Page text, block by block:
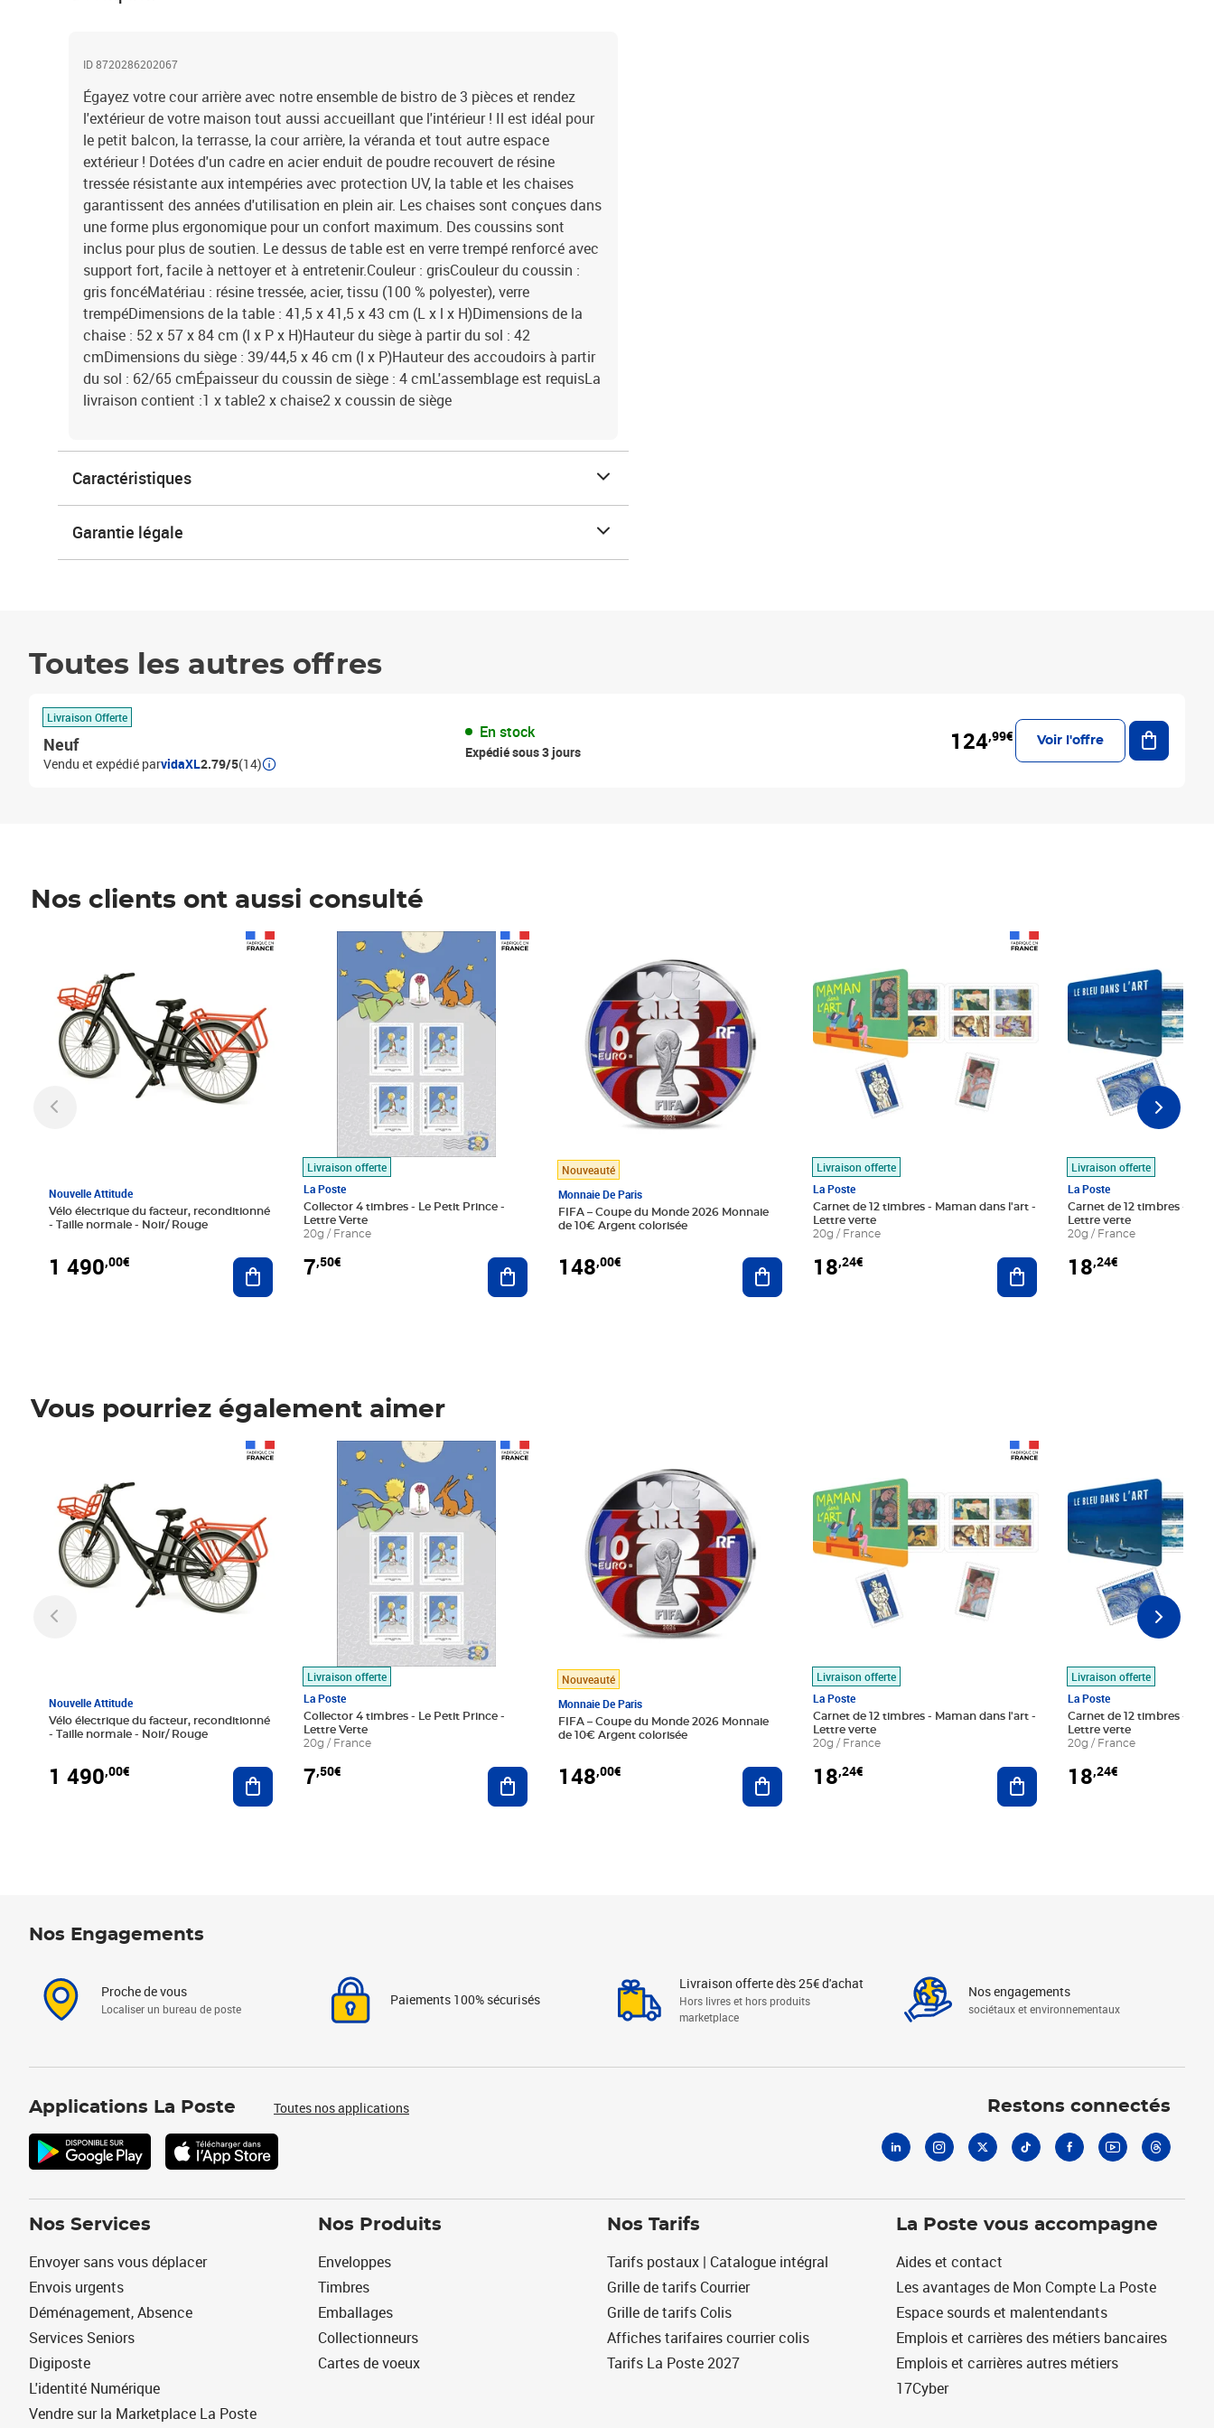
ID 8720286202067
Égayez votre cour arrière avec notre ensemble de bistro de 3 pièces et rendez
l'extérieur de votre maison tout aussi accueillant que l'intérieur ! Il est idéal pour
le petit balcon, la terrasse, la cour arrière, la véranda et tout autre espace
extérieur ! Dotées d'un cadre en acier enduit de poudre recouvert de résine
tressée résistante aux intempéries avec protection UV, la table et les chaises
garantissent des années d'utilisation en plein air. Les chaises sont conçues dans
une forme plus ergonomique pour un confort maximum. Des coussins sont
inclus pour plus de soutien. Le dessus de table est en verre trempé renforcé avec
support fort, facile à nettoyer et à entretenir.Couleur : grisCouleur du coussin :
gris foncéMatériau : résine tressée, acier, tissu (100 % polyester), verre
trempéDimensions de la table : 41,5 x 41,5 x 43 cm (L x l x H)Dimensions de la
chaise : 52 x 57 x 84 cm (l x P x H)Hauteur du siège à partir du sol : 42
cmDimensions du siège : 39/44,5 x 46 cm (l x P)Hauteur des accoudoirs à partir
du sol : 62/65 cmÉpaisseur du coussin de siège : 4 cmL'assemblage est requisLa
livraison contient :1 x table2 x chaise2 x coussin de siège
Caractéristiques
Garantie légale
Toutes les autres offres
Livraison Offerte
Neuf
Vendu et expédié parvidaXL2.79/5(14)
En stock
Expédié sous 3 jours 124,99€ Voir l'offre
Ajouter
Nos clients ont aussi consulté
Nouvelle Attitude
Vélo électrique du facteur, reconditionné
- Taille normale - Noir/ Rouge
1 490,00€ Ajouter au panier
Livraison offerte
La Poste
Collector 4 timbres - Le Petit Prince -
Lettre Verte
20g / France
7,50€
Prix 7,50€
Ajouter au panier
Nouveauté
Monnaie De Paris
FIFA – Coupe du Monde 2026 Monnaie
de 10€ Argent colorisée
148,00€ Ajouter au panier
Livraison offerte
La Poste
Carnet de 12 timbres - Maman dans l'art -
Lettre verte
20g / France
18,24€ Ajouter au panier
Livraison offerte
La Poste
Carnet de 12 timbres - Le
Lettre verte
20g / France
18,24€
Vous pourriez également aimer
Nouvelle Attitude
Vélo électrique du facteur, reconditionné
- Taille normale - Noir/ Rouge
1 490,00€ Ajouter au panier
Livraison offerte
La Poste
Collector 4 timbres - Le Petit Prince -
Lettre Verte
20g / France
7,50€
Prix 7,50€
Ajouter au panier
Nouveauté
Monnaie De Paris
FIFA – Coupe du Monde 2026 Monnaie
de 10€ Argent colorisée
148,00€ Ajouter au panier
Livraison offerte
La Poste
Carnet de 12 timbres - Maman dans l'art -
Lettre verte
20g / France
18,24€ Ajouter au panier
Livraison offerte
La Poste
Carnet de 12 timbres - Le
Lettre verte
20g / France
18,24€
Nos Engagements
Proche de vous
Localiser un bureau de poste
Paiements 100% sécurisés
Livraison offerte dès 25€ d'achat
Hors livres et hors produits
marketplace
Nos engagements
sociétaux et environnementaux
Applications La Poste Toutes nos applications Restons connectés
Nos Services
Envoyer sans vous déplacer
Envois urgents
Déménagement, Absence
Services Seniors
Digiposte
L'identité Numérique
Vendre sur la Marketplace La Poste
Nos Produits
Enveloppes
Timbres
Emballages
Collectionneurs
Cartes de voeux
Nos Tarifs
Tarifs postaux | Catalogue intégral
Grille de tarifs Courrier
Grille de tarifs Colis
Affiches tarifaires courrier colis
Tarifs La Poste 2027
La Poste vous accompagne
Aides et contact
Les avantages de Mon Compte La Poste
Espace sourds et malentendants
Emplois et carrières des métiers bancaires
Emplois et carrières autres métiers
17Cyber